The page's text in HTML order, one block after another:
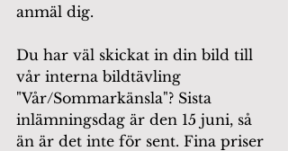
anmäl dig.
Du har väl skickat in din bild till
vår interna bildtävling
"Vår/Sommarkänsla"? Sista
inlämningsdag är den 15 juni, så
än är det inte för sent. Fina priser